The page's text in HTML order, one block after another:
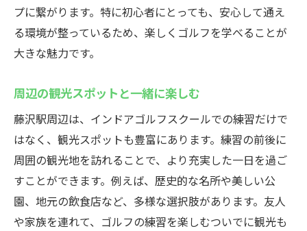
プに繋がります。特に初心者にとっても、安心して通え
る環境が整っているため、楽しくゴルフを学べることが
大きな魅力です。
周辺の観光スポットと一緒に楽しむ
藤沢駅周辺は、インドアゴルフスクールでの練習だけで
はなく、観光スポットも豊富にあります。練習の前後に
周囲の観光地を訪れることで、より充実した一日を過ご
すことができます。例えば、歴史的な名所や美しい公
園、地元の飲食店など、多様な選択肢があります。友人
や家族を連れて、ゴルフの練習を楽しむついでに観光も